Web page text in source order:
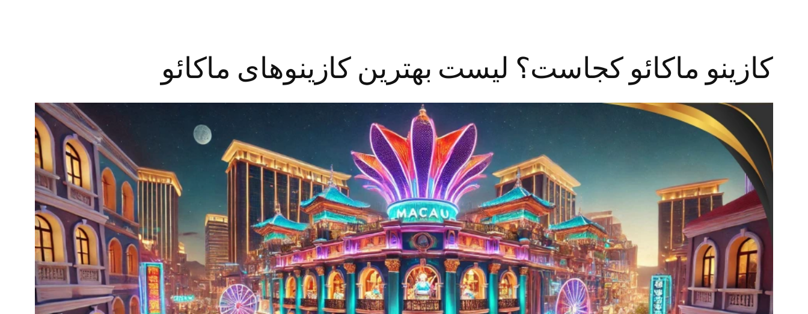
کازینو ماکائو کجاست؟ لیست بهترین کازینوهای ماکائو